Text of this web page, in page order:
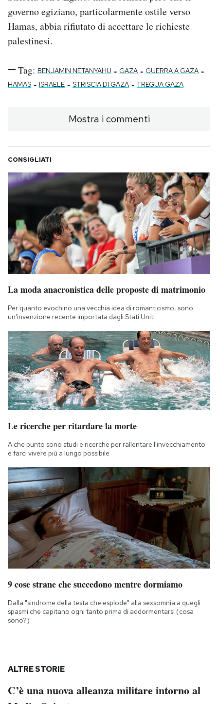
governo egiziano, particolarmente ostile verso
Hamas, abbia rifiutato di accettare le richieste
palestinesi.
Tag: BENJAMIN NETANYAHU - GAZA - GUERRA A GAZA -
HAMAS - ISRAELE - STRISCIA DI GAZA - TREGUA GAZA
Mostra i commenti
CONSIGLIATI
La moda anacronistica delle proposte di matrimonio
Per quanto evochino una vecchia idea di romanticismo, sono
un'invenzione recente importata dagli Stati Uniti
Le ricerche per ritardare la morte
A che punto sono studi e ricerche per rallentare l'invecchiamento
e farci vivere più a lungo possibile
9 cose strane che succedono mentre dormiamo
Dalla "sindrome della testa che esplode" alla sexsomnia a quegli
spasmi che capitano ogni tanto prima di addormentarsi (cosa
sono?)
ALTRE STORIE
C’è una nuova alleanza militare intorno al